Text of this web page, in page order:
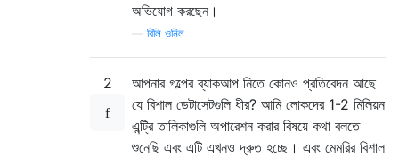
অভিযোগ করছেন।
বিলি ওনিল
2
আপনার গল্পের ব্যাকআপ নিতে কোনও প্রতিবেদন আছে
যে বিশাল ডেটাসেটগুলি ধীর? আমি লোকদের 1-2 মিলিয়ন
এন্ট্রি তালিকাগুলি অপারেশন করার বিষয়ে কথা বলতে
শুনেছি এবং এটি এখনও দ্রুত হচ্ছে। এবং মেমরির বিশাল